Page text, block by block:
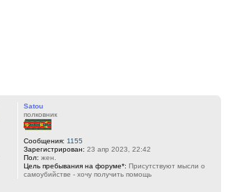
Satou
полковник
Сообщения: 1155
Зарегистрирован: 23 апр 2023, 22:42
Пол: жен.
Цель пребывания на форуме*: Присутствуют мысли о
самоубийстве - хочу получить помощь